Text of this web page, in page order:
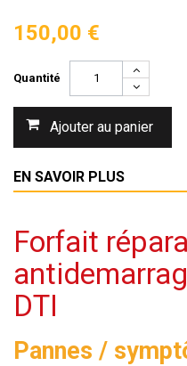
150,00 €
Quantité
Ajouter au panier
EN SAVOIR PLUS
Forfait
DTI
Pannes /